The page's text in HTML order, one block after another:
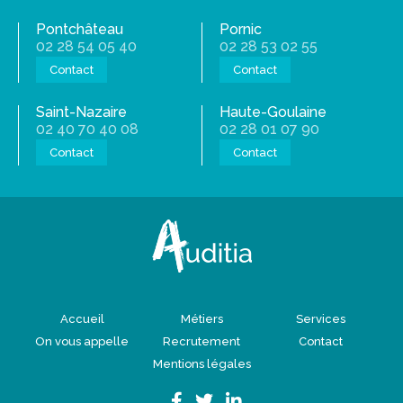
Pontchâteau
02 28 54 05 40
Contact
Pornic
02 28 53 02 55
Contact
Saint-Nazaire
02 40 70 40 08
Contact
Haute-Goulaine
02 28 01 07 90
Contact
Accueil Métiers
Services
On vous appelle
Recrutement
Contact
Mentions légales